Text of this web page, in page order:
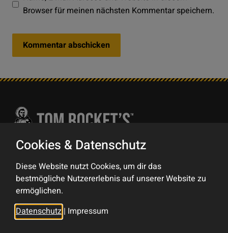
Browser für meinen nächsten Kommentar speichern.
Kontakt
Impressum
Datenschutz
Cookies & Datenschutz
Diese Website nutzt Cookies, um dir das
bestmögliche Nutzererlebnis auf unserer Website zu
ermöglichen.
Datenschutz | Impressum